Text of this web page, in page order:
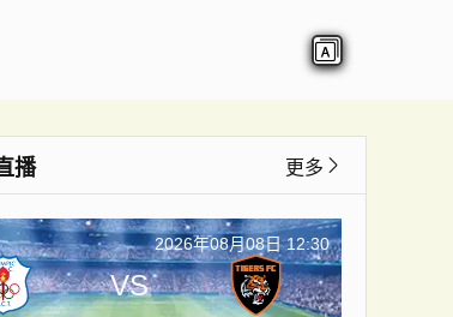
播 更多
2026年08月08日 12:30
VS